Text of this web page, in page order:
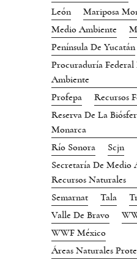
León
Mariposa
Medio Ambiente
Península De Yucatán
Procuraduría
Ambiente
Profepa
Recursos
Reserva De La
Monarca
Río Sonora
Scjn
Secretaría De Medio
Recursos Naturales
Semarnat
Tala
Valle De Bravo
WWF México
Áreas Naturales